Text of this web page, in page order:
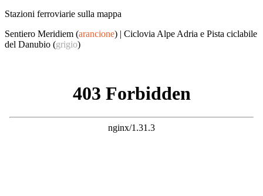
Stazioni ferroviarie sulla mappa
Sentiero Meridiem (arancione) | Ciclovia Alpe Adria e Pista ciclabile
del Danubio (grigio)